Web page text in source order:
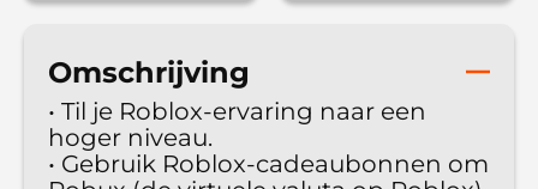
Omschrijving
• Til je Roblox-ervaring naar een
hoger niveau.
• Gebruik Roblox-cadeaubonnen om